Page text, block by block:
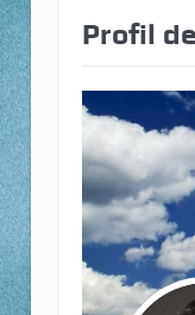
Profil